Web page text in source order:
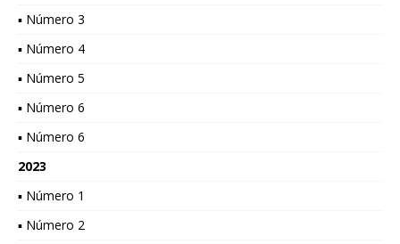
▪ Número 3
▪ Número 4
▪ Número 5
▪ Número 6
▪ Número 6
2023
▪ Número 1
▪ Número 2